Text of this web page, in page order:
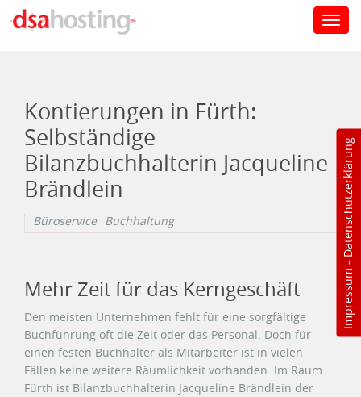
Impressum
-
Datenschutzerklärung
Kontierungen in Fürth:
Selbständige
Bilanzbuchhalterin Jacqueline
Brändlein
Büroservice Buchhaltung
Mehr Zeit für das Kerngeschäft
Den meisten Unternehmen fehlt für eine sorgfältige
Buchführung oft die Zeit oder das Personal. Doch für
einen festen Buchhalter als Mitarbeiter ist in vielen
Fällen keine weitere Räumlichkeit vorhanden. Im Raum
Fürth ist Bilanzbuchhalterin Jacqueline Brändlein der